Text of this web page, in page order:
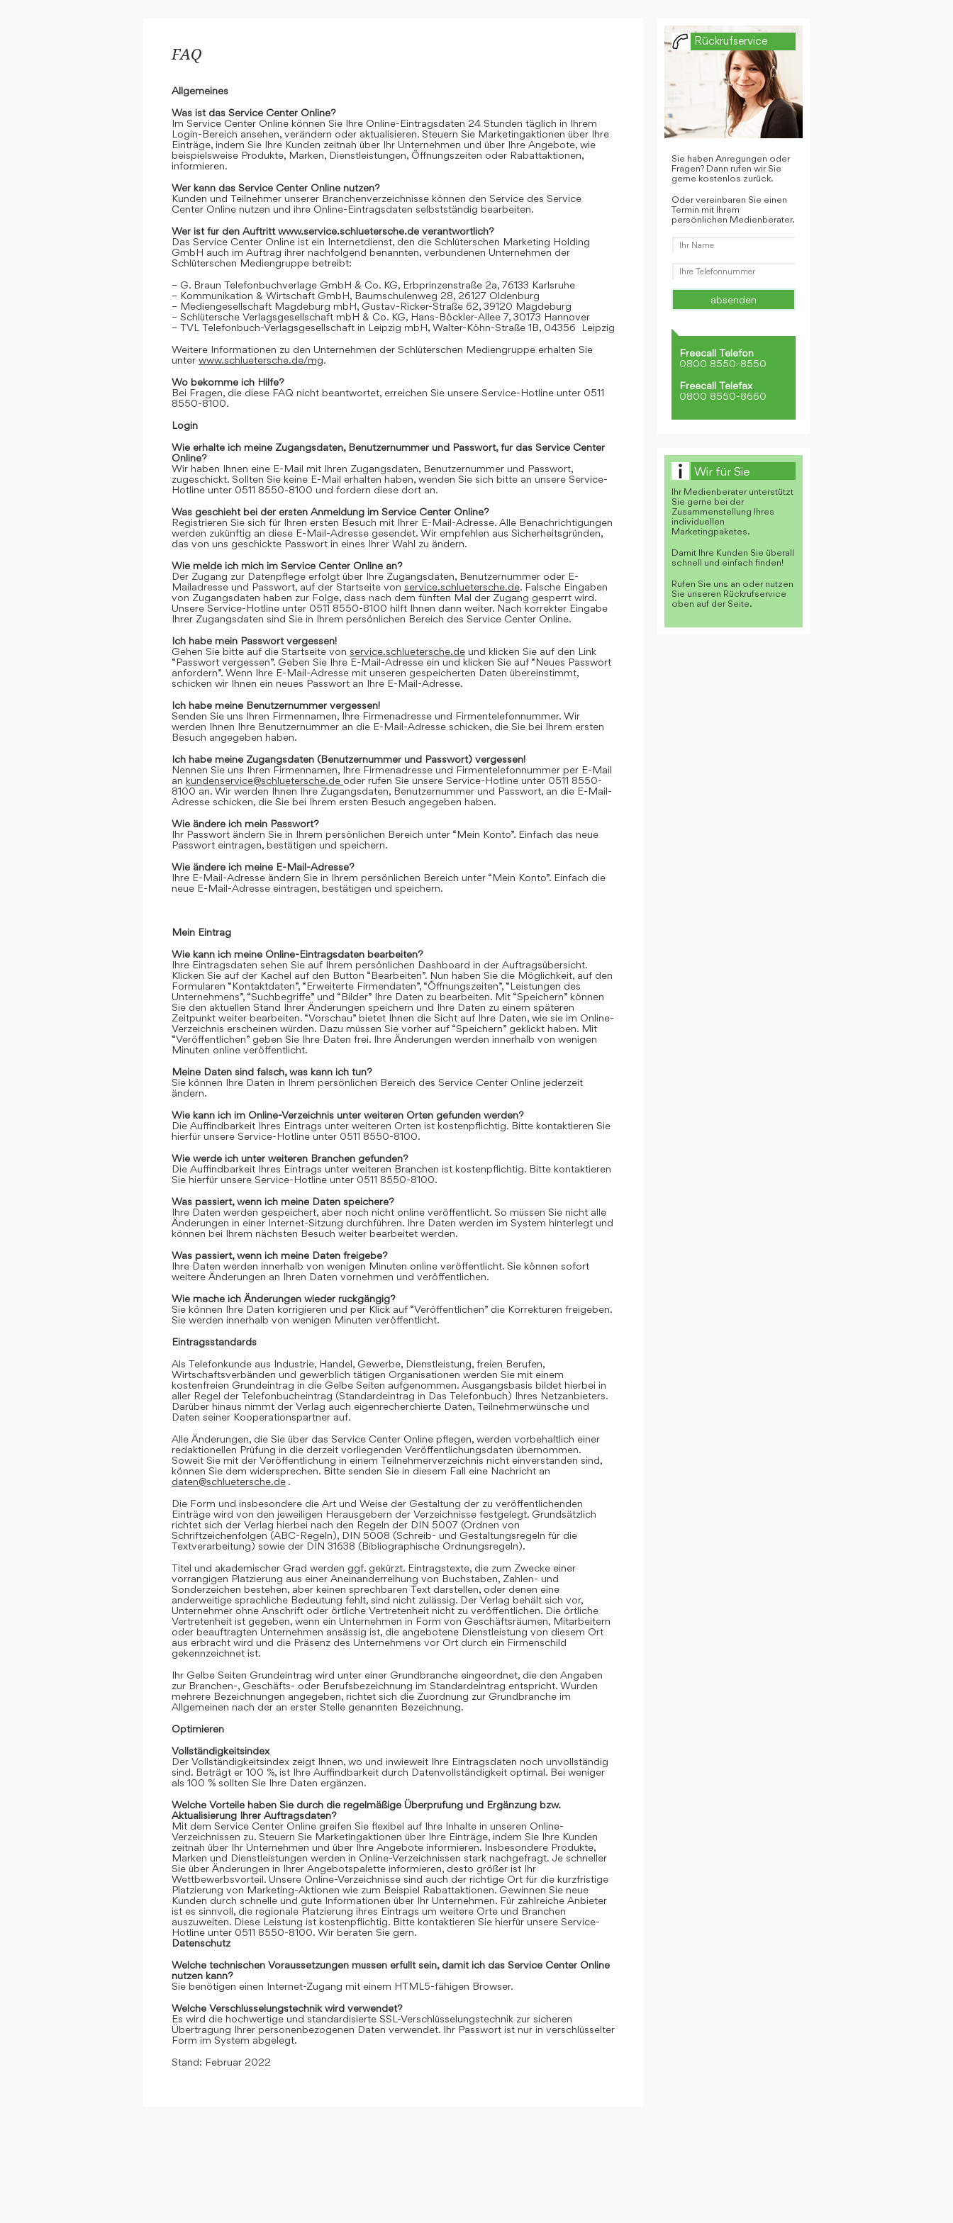
FAQ
Allgemeines
Was ist das Service Center Online?
Im Service Center Online können Sie Ihre Online-Eintragsdaten 24 Stunden täglich in Ihrem
Login-Bereich ansehen, verändern oder aktualisieren. Steuern Sie Marketingaktionen über Ihre
Einträge, indem Sie Ihre Kunden zeitnah über Ihr Unternehmen und über Ihre Angebote, wie
beispielsweise Produkte, Marken, Dienstleistungen, Öffnungszeiten oder Rabattaktionen,
informieren.
Wer kann das Service Center Online nutzen?
Kunden und Teilnehmer unserer Branchenverzeichnisse können den Service des Service
Center Online nutzen und ihre Online-Eintragsdaten selbstständig bearbeiten.
Wer ist für den Auftritt www.service.schluetersche.de verantwortlich?
Das Service Center Online ist ein Internetdienst, den die Schlüterschen Marketing Holding
GmbH auch im Auftrag ihrer nachfolgend benannten, verbundenen Unternehmen der
Schlüterschen Mediengruppe betreibt:
– G. Braun Telefonbuchverlage GmbH & Co. KG, Erbprinzenstraße 2a, 76133 Karlsruhe
– Kommunikation & Wirtschaft GmbH, Baumschulenweg 28, 26127 Oldenburg
– Mediengesellschaft Magdeburg mbH, Gustav-Ricker-Straße 62, 39120 Magdeburg
– Schlütersche Verlagsgesellschaft mbH & Co. KG, Hans-Böckler-Allee 7, 30173 Hannover
– TVL Telefonbuch-Verlagsgesellschaft in Leipzig mbH, Walter-Köhn-Straße 1B, 04356 Leipzig
Weitere Informationen zu den Unternehmen der Schlüterschen Mediengruppe erhalten Sie
unter www.schluetersche.de/mg.
Wo bekomme ich Hilfe?
Bei Fragen, die diese FAQ nicht beantwortet, erreichen Sie unsere Service-Hotline unter 0511
8550-8100.
Login
Wie erhalte ich meine Zugangsdaten, Benutzernummer und Passwort, für das Service Center
Online?
Wir haben Ihnen eine E-Mail mit Ihren Zugangsdaten, Benutzernummer und Passwort,
zugeschickt. Sollten Sie keine E-Mail erhalten haben, wenden Sie sich bitte an unsere Service-
Hotline unter 0511 8550-8100 und fordern diese dort an.
Was geschieht bei der ersten Anmeldung im Service Center Online?
Registrieren Sie sich für Ihren ersten Besuch mit Ihrer E-Mail-Adresse. Alle Benachrichtigungen
werden zukünftig an diese E-Mail-Adresse gesendet. Wir empfehlen aus Sicherheitsgründen,
das von uns geschickte Passwort in eines Ihrer Wahl zu ändern.
Wie melde ich mich im Service Center Online an?
Der Zugang zur Datenpflege erfolgt über Ihre Zugangsdaten, Benutzernummer oder E-
Mailadresse und Passwort, auf der Startseite von service.schluetersche.de. Falsche Eingaben
von Zugangsdaten haben zur Folge, dass nach dem fünften Mal der Zugang gesperrt wird.
Unsere Service-Hotline unter 0511 8550-8100 hilft Ihnen dann weiter. Nach korrekter Eingabe
Ihrer Zugangsdaten sind Sie in Ihrem persönlichen Bereich des Service Center Online.
Ich habe mein Passwort vergessen!
Gehen Sie bitte auf die Startseite von service.schluetersche.de und klicken Sie auf den Link
“Passwort vergessen”. Geben Sie Ihre E-Mail-Adresse ein und klicken Sie auf “Neues Passwort
anfordern”. Wenn Ihre E-Mail-Adresse mit unseren gespeicherten Daten übereinstimmt,
schicken wir Ihnen ein neues Passwort an Ihre E-Mail-Adresse.
Ich habe meine Benutzernummer vergessen!
Senden Sie uns Ihren Firmennamen, Ihre Firmenadresse und Firmentelefonnummer. Wir
werden Ihnen Ihre Benutzernummer an die E-Mail-Adresse schicken, die Sie bei Ihrem ersten
Besuch angegeben haben.
Ich habe meine Zugangsdaten (Benutzernummer und Passwort) vergessen!
Nennen Sie uns Ihren Firmennamen, Ihre Firmenadresse und Firmentelefonnummer per E-Mail
an kundenservice@schluetersche.de oder rufen Sie unsere Service-Hotline unter 0511 8550-
8100 an. Wir werden Ihnen Ihre Zugangsdaten, Benutzernummer und Passwort, an die E-Mail-
Adresse schicken, die Sie bei Ihrem ersten Besuch angegeben haben.
Wie ändere ich mein Passwort?
Ihr Passwort ändern Sie in Ihrem persönlichen Bereich unter “Mein Konto”. Einfach das neue
Passwort eintragen, bestätigen und speichern.
Wie ändere ich meine E-Mail-Adresse?
Ihre E-Mail-Adresse ändern Sie in Ihrem persönlichen Bereich unter “Mein Konto”. Einfach die
neue E-Mail-Adresse eintragen, bestätigen und speichern.
Mein Eintrag
Wie kann ich meine Online-Eintragsdaten bearbeiten?
Ihre Eintragsdaten sehen Sie auf Ihrem persönlichen Dashboard in der Auftragsübersicht.
Klicken Sie auf der Kachel auf den Button “Bearbeiten”. Nun haben Sie die Möglichkeit, auf den
Formularen “Kontaktdaten”, “Erweiterte Firmendaten”, “Öffnungszeiten”, “Leistungen des
Unternehmens”, “Suchbegriffe” und “Bilder” Ihre Daten zu bearbeiten. Mit “Speichern” können
Sie den aktuellen Stand Ihrer Änderungen speichern und Ihre Daten zu einem späteren
Zeitpunkt weiter bearbeiten. “Vorschau” bietet Ihnen die Sicht auf Ihre Daten, wie sie im Online-
Verzeichnis erscheinen würden. Dazu müssen Sie vorher auf “Speichern” geklickt haben. Mit
“Veröffentlichen” geben Sie Ihre Daten frei. Ihre Änderungen werden innerhalb von wenigen
Minuten online veröffentlicht.
Meine Daten sind falsch, was kann ich tun?
Sie können Ihre Daten in Ihrem persönlichen Bereich des Service Center Online jederzeit
ändern.
Wie kann ich im Online-Verzeichnis unter weiteren Orten gefunden werden?
Die Auffindbarkeit Ihres Eintrags unter weiteren Orten ist kostenpflichtig. Bitte kontaktieren Sie
hierfür unsere Service-Hotline unter 0511 8550-8100.
Wie werde ich unter weiteren Branchen gefunden?
Die Auffindbarkeit Ihres Eintrags unter weiteren Branchen ist kostenpflichtig. Bitte kontaktieren
Sie hierfür unsere Service-Hotline unter 0511 8550-8100.
Was passiert, wenn ich meine Daten speichere?
Ihre Daten werden gespeichert, aber noch nicht online veröffentlicht. So müssen Sie nicht alle
Änderungen in einer Internet-Sitzung durchführen. Ihre Daten werden im System hinterlegt und
können bei Ihrem nächsten Besuch weiter bearbeitet werden.
Was passiert, wenn ich meine Daten freigebe?
Ihre Daten werden innerhalb von wenigen Minuten online veröffentlicht. Sie können sofort
weitere Änderungen an Ihren Daten vornehmen und veröffentlichen.
Wie mache ich Änderungen wieder rückgängig?
Sie können Ihre Daten korrigieren und per Klick auf “Veröffentlichen” die Korrekturen freigeben.
Sie werden innerhalb von wenigen Minuten veröffentlicht.
Eintragsstandards
Als Telefonkunde aus Industrie, Handel, Gewerbe, Dienstleistung, freien Berufen,
Wirtschaftsverbänden und gewerblich tätigen Organisationen werden Sie mit einem
kostenfreien Grundeintrag in die Gelbe Seiten aufgenommen. Ausgangsbasis bildet hierbei in
aller Regel der Telefonbucheintrag (Standardeintrag in Das Telefonbuch) Ihres Netzanbieters.
Darüber hinaus nimmt der Verlag auch eigenrecherchierte Daten, Teilnehmerwünsche und
Daten seiner Kooperationspartner auf.
Alle Änderungen, die Sie über das Service Center Online pflegen, werden vorbehaltlich einer
redaktionellen Prüfung in die derzeit vorliegenden Veröffentlichungsdaten übernommen.
Soweit Sie mit der Veröffentlichung in einem Teilnehmerverzeichnis nicht einverstanden sind,
können Sie dem widersprechen. Bitte senden Sie in diesem Fall eine Nachricht an
daten@schluetersche.de .
Die Form und insbesondere die Art und Weise der Gestaltung der zu veröffentlichenden
Einträge wird von den jeweiligen Herausgebern der Verzeichnisse festgelegt. Grundsätzlich
richtet sich der Verlag hierbei nach den Regeln der DIN 5007 (Ordnen von
Schriftzeichenfolgen (ABC-Regeln), DIN 5008 (Schreib- und Gestaltungsregeln für die
Textverarbeitung) sowie der DIN 31638 (Bibliographische Ordnungsregeln).
Titel und akademischer Grad werden ggf. gekürzt. Eintragstexte, die zum Zwecke einer
vorrangigen Platzierung aus einer Aneinanderreihung von Buchstaben, Zahlen- und
Sonderzeichen bestehen, aber keinen sprechbaren Text darstellen, oder denen eine
anderweitige sprachliche Bedeutung fehlt, sind nicht zulässig. Der Verlag behält sich vor,
Unternehmer ohne Anschrift oder örtliche Vertretenheit nicht zu veröffentlichen. Die örtliche
Vertretenheit ist gegeben, wenn ein Unternehmen in Form von Geschäftsräumen, Mitarbeitern
oder beauftragten Unternehmen ansässig ist, die angebotene Dienstleistung von diesem Ort
aus erbracht wird und die Präsenz des Unternehmens vor Ort durch ein Firmenschild
gekennzeichnet ist.
Ihr Gelbe Seiten Grundeintrag wird unter einer Grundbranche eingeordnet, die den Angaben
zur Branchen-, Geschäfts- oder Berufsbezeichnung im Standardeintrag entspricht. Wurden
mehrere Bezeichnungen angegeben, richtet sich die Zuordnung zur Grundbranche im
Allgemeinen nach der an erster Stelle genannten Bezeichnung.
Optimieren
Vollständigkeitsindex
Der Vollständigkeitsindex zeigt Ihnen, wo und inwieweit Ihre Eintragsdaten noch unvollständig
sind. Beträgt er 100 %, ist Ihre Auffindbarkeit durch Datenvollständigkeit optimal. Bei weniger
als 100 % sollten Sie Ihre Daten ergänzen.
Welche Vorteile haben Sie durch die regelmäßige Überprüfung und Ergänzung bzw.
Aktualisierung Ihrer Auftragsdaten?
Mit dem Service Center Online greifen Sie flexibel auf Ihre Inhalte in unseren Online-
Verzeichnissen zu. Steuern Sie Marketingaktionen über Ihre Einträge, indem Sie Ihre Kunden
zeitnah über Ihr Unternehmen und über Ihre Angebote informieren. Insbesondere Produkte,
Marken und Dienstleistungen werden in Online-Verzeichnissen stark nachgefragt. Je schneller
Sie über Änderungen in Ihrer Angebotspalette informieren, desto größer ist Ihr
Wettbewerbsvorteil. Unsere Online-Verzeichnisse sind auch der richtige Ort für die kurzfristige
Platzierung von Marketing-Aktionen wie zum Beispiel Rabattaktionen. Gewinnen Sie neue
Kunden durch schnelle und gute Informationen über Ihr Unternehmen. Für zahlreiche Anbieter
ist es sinnvoll, die regionale Platzierung ihres Eintrags um weitere Orte und Branchen
auszuweiten. Diese Leistung ist kostenpflichtig. Bitte kontaktieren Sie hierfür unsere Service-
Hotline unter 0511 8550-8100. Wir beraten Sie gern.
Datenschutz
Welche technischen Voraussetzungen müssen erfüllt sein, damit ich das Service Center Online
nutzen kann?
Sie benötigen einen Internet-Zugang mit einem HTML5-fähigen Browser.
Welche Verschlüsselungstechnik wird verwendet?
Es wird die hochwertige und standardisierte SSL-Verschlüsselungstechnik zur sicheren
Übertragung Ihrer personenbezogenen Daten verwendet. Ihr Passwort ist nur in verschlüsselter
Form im System abgelegt.
Stand: Februar 2022
Rückrufservice
Sie haben Anregungen oder
Fragen? Dann rufen wir Sie
gerne kostenlos zurück.
Oder vereinbaren Sie einen
Termin mit Ihrem
persönlichen Medienberater.
Freecall Telefon
0800 8550-8550
Freecall Telefax
0800 8550-8660
Wir für Sie
Ihr Medienberater unterstützt
Sie gerne bei der
Zusammenstellung Ihres
individuellen
Marketingpaketes.
Damit Ihre Kunden Sie überall
schnell und einfach finden!
Rufen Sie uns an oder nutzen
Sie unseren Rückrufservice
oben auf der Seite.